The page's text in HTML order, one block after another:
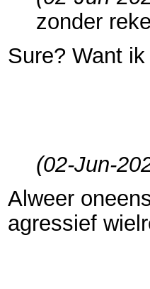
zonder
Sure? Want
(02-Jun-
Alweer
agressief